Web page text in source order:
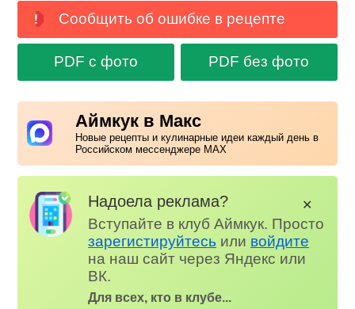
Сообщить об ошибке в рецепте
PDF с фото PDF без фото
Аймкук в Макс
Новые рецепты и кулинарные идеи каждый день в
Российском мессенджере MAX
Надоела реклама?
Вступайте в клуб Аймкук. Просто
зарегистируйтесь или войдите
на наш сайт через Яндекс или
ВК.
Для всех, кто в клубе...
✕